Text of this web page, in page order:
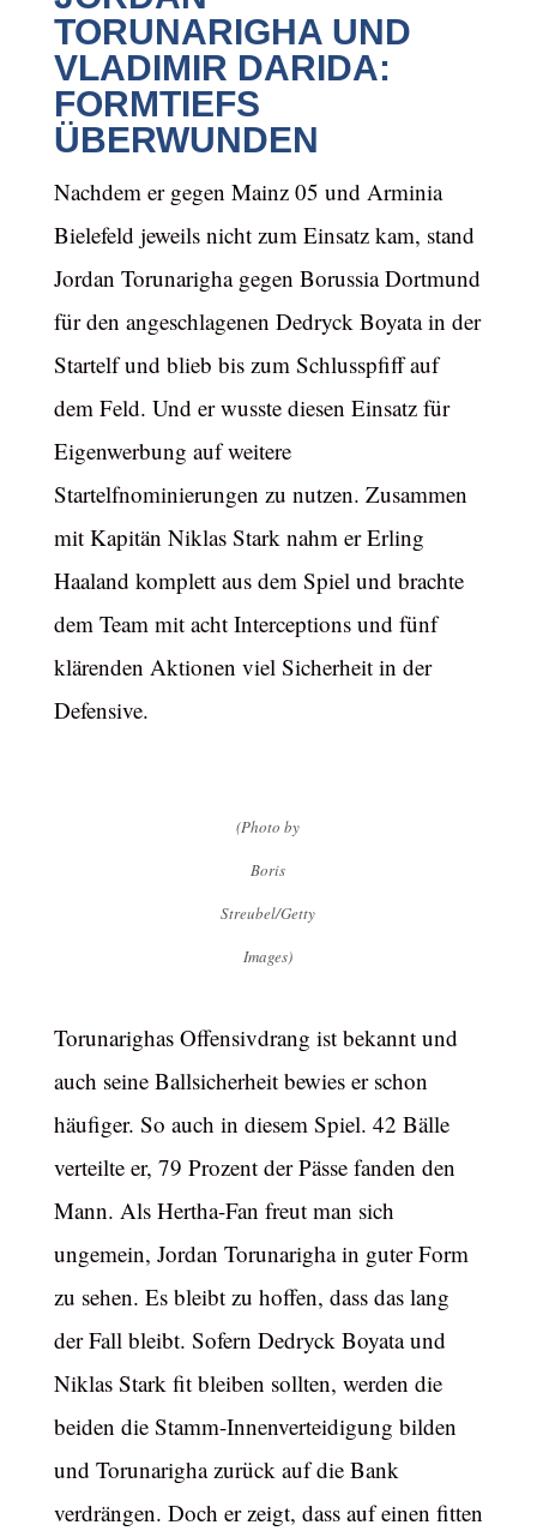
TORUNARIGHA UND
VLADIMIR DARIDA:
FORMTIEFS
ÜBERWUNDEN
Nachdem er gegen Mainz 05 und Arminia
Bielefeld jeweils nicht zum Einsatz kam, stand
Jordan Torunarigha gegen Borussia Dortmund
für den angeschlagenen Dedryck Boyata in der
Startelf und blieb bis zum Schlusspfiff auf
dem Feld. Und er wusste diesen Einsatz für
Eigenwerbung auf weitere
Startelfnominierungen zu nutzen. Zusammen
mit Kapitän Niklas Stark nahm er Erling
Haaland komplett aus dem Spiel und brachte
dem Team mit acht Interceptions und fünf
klärenden Aktionen viel Sicherheit in der
Defensive.
(Photo by
Boris
Streubel/Getty
Images)
Torunarighas Offensivdrang ist bekannt und
auch seine Ballsicherheit bewies er schon
häufiger. So auch in diesem Spiel. 42 Bälle
verteilte er, 79 Prozent der Pässe fanden den
Mann. Als Hertha-Fan freut man sich
ungemein, Jordan Torunarigha in guter Form
zu sehen. Es bleibt zu hoffen, dass das lang
der Fall bleibt. Sofern Dedryck Boyata und
Niklas Stark fit bleiben sollten, werden die
beiden die Stamm-Innenverteidigung bilden
und Torunarigha zurück auf die Bank
verdrängen. Doch er zeigt, dass auf einen fitten